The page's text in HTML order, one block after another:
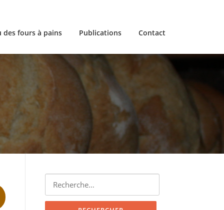
des fours à pains Publications Contact